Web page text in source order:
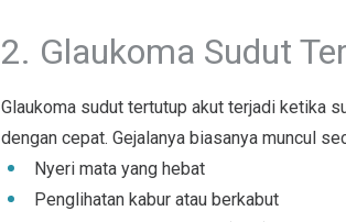
2. Glaukoma Sudut
Glaukoma sudut tertutup akut terjadi ketika
dengan cepat. Gejalanya biasanya muncul
Nyeri mata yang hebat
Penglihatan kabur atau berkabut